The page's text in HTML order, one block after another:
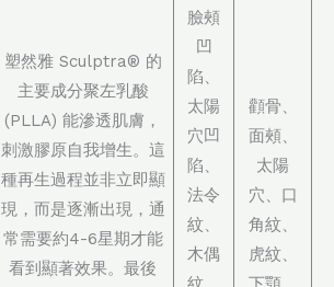
塑然雅 Sculptra® 的
主要成分聚左乳酸
(PLLA) 能滲透肌膚，
刺激膠原自我增生。這
種再生過程並非立即顯
現，而是逐漸出現，通
常需要約4-6星期才能
看到顯著效果。最後
臉頰
凹
陷、
太陽
穴凹
陷、
法令
紋、
木偶
顴骨、
面頰、
太陽
穴、口
角紋、
虎紋、